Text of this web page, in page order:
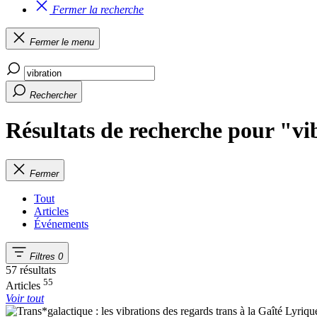
Fermer la recherche
Fermer le menu
Rechercher
Résultats de recherche pour
Fermer
Tout
Articles
Événements
Filtres 0
57 résultats
Articles 55
Voir tout